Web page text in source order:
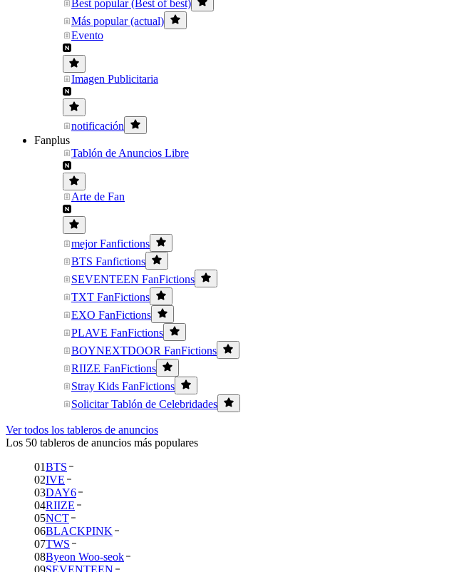
Best popular (Best of best)
Más popular (actual)
Evento
Imagen Publicitaria
notificación
Fanplus
Tablón de Anuncios Libre
Arte de Fan
mejor Fanfictions
BTS Fanfictions
SEVENTEEN FanFictions
TXT FanFictions
EXO FanFictions
PLAVE FanFictions
BOYNEXTDOOR FanFictions
RIIZE FanFictions
Stray Kids FanFictions
Solicitar Tablón de Celebridades
Ver todos los tableros de anuncios
Los 50 tableros de anuncios más populares
01BTS
02IVE
03DAY6
04RIIZE
05NCT
06BLACKPINK
07TWS
08Byeon Woo-seok
09SEVENTEEN